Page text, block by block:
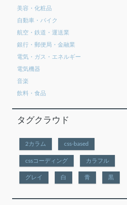
美容・化粧品
自動車・バイク
航空・鉄道・運送業
銀行・郵便局・金融業
電気・ガス・エネルギー
電気機器
音楽
飲料・食品
タグクラウド
2カラム css-based
cssコーディング カラフル
グレイ 白 青 黒